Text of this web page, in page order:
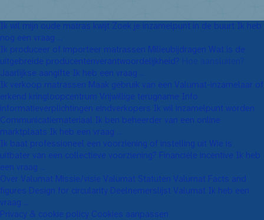
Ik wil mijn oude matras kwijt Zoek je inzamelpunt in de buurt Ik heb
nog een vraag ...
Ik produceer of importeer matrassen Milieubijdragen Wat is de
uitgebreide producenten­verantwoordelijkheid?
Jaarlijkse aangifte Ik heb een vraag ...
Ik verkoop matrassen Maak gebruik van een Valumat-inzamelaar of
erkend kringloopcentrum Vrijwillige terugname Info
informatieverplichtingen eindverkopers Ik wil inzamelpunt worden
Communicatiemateriaal Ik ben beheerder van een online
marktplaats Ik heb een vraag ...
Ik baat professioneel een voorziening of instelling uit Wie is
uitbater van een collectieve voorziening? Financiële incentive Ik heb
een vraag ...
Over Valumat Missie/visie Valumat Statuten Valumat Facts and
figures Design for circularity Deelnemerslijst Valumat Ik heb een
vraag ...
Privacy & cookie policy Cookies aanpassen